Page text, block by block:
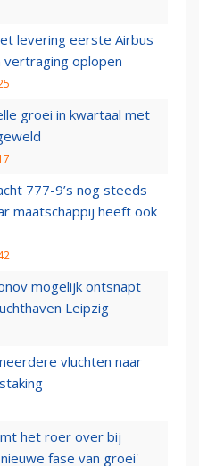
levering eerste Airbus
vertraging oplopen
groei in kwartaal met
777-9’s nog steeds
maatschappij heeft ook
mogelijk ontsnapt
Leipzig
vluchten naar
het roer over bij
fase van groei'